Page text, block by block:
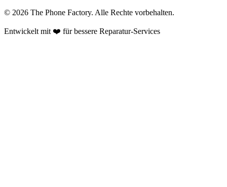
© 2026 The Phone Factory. Alle Rechte vorbehalten.
Entwickelt mit ❤️ für bessere Reparatur-Services